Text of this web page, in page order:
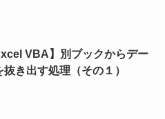
VBA】別ブックからデー
抜き出す処理（その１）